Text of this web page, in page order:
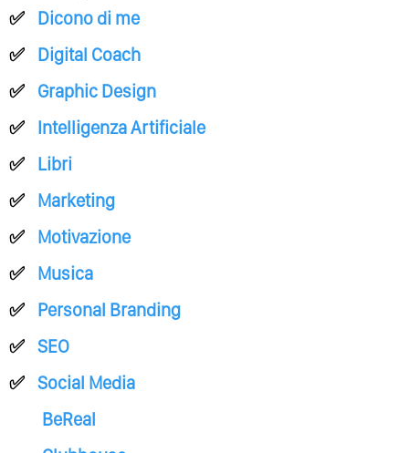
Dicono di me
Digital Coach
Graphic Design
Intelligenza Artificiale
Libri
Marketing
Motivazione
Musica
Personal Branding
SEO
Social Media
BeReal